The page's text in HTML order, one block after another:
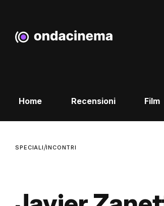
Home Recensioni Film
SPECIALI/INCONTRI